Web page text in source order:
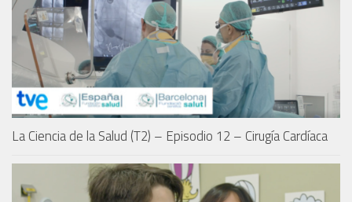
La Ciencia de la Salud (T2) – Episodio 12 – Cirugía Cardíaca